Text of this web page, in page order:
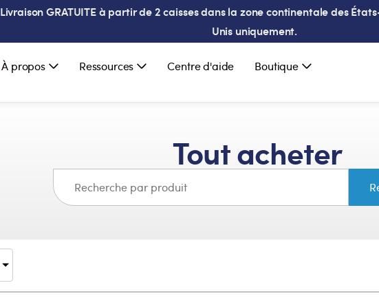
Livraison GRATUITE à partir de 2 caisses dans la zone continentale des
Unis uniquement.
À propos Ressources Centre d'aide Boutique
Tout acheter